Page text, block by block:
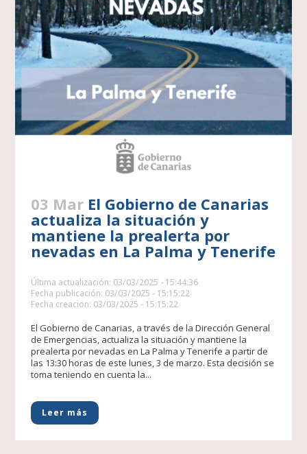
03 Mar El Gobierno de Canarias
actualiza la situación y
mantiene la prealerta por
nevadas en La Palma y Tenerife
Última actualización: 03/03/2025 - 15:44:36
Fecha publicación: 03/03/2025 - 15:15:22
Fecha creacion: 03/03/2025 - 15:15:22
El Gobierno de Canarias, a través de la Dirección General
de Emergencias, actualiza la situación y mantiene la
prealerta por nevadas en La Palma y Tenerife a partir de
las 13:30 horas de este lunes, 3 de marzo. Esta decisión se
toma teniendo en cuenta la...
Leer más